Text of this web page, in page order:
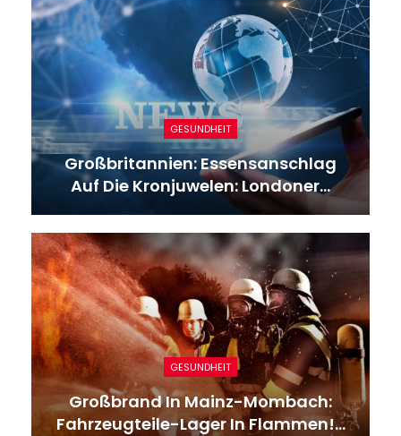
GESUNDHEIT
Großbritannien: Essensanschlag
Auf Die Kronjuwelen: Londoner…
GESUNDHEIT
Großbrand In Mainz-Mombach:
Fahrzeugteile-Lager In Flammen!…